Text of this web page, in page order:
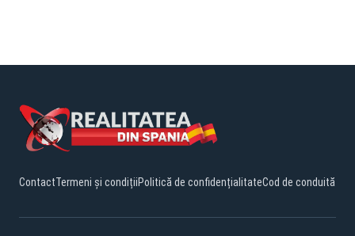
ContactTermeni și condițiiPolitică de confidențialitateCod de conduită